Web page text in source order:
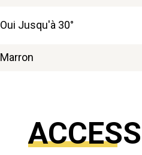
Oui Jusqu'à 30°
Marron